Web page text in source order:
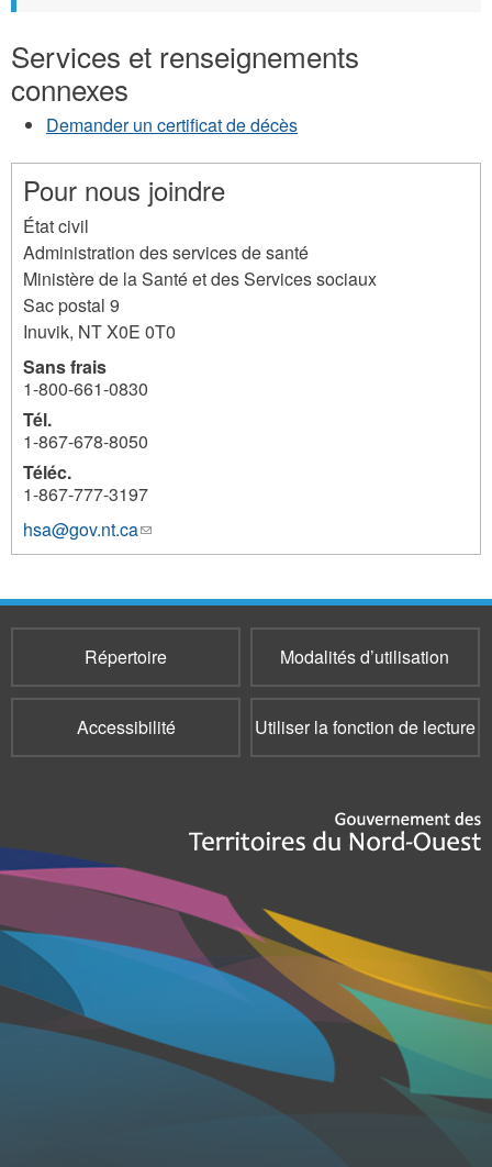
Services et renseignements
connexes
Demander un certificat de décès
Pour nous joindre
État civil
Administration des services de santé
Ministère de la Santé et des Services sociaux
Sac postal 9
Inuvik, NTX0E 0T0
Sans frais
1-800-661-0830
Tél.
1-867-678-8050
Téléc.
1-867-777-3197
hsa@gov.nt.ca(le
lien
un
courriel)
Répertoire
Modalités d’utilisation
Accessibilité Utiliser la fonction de lecture